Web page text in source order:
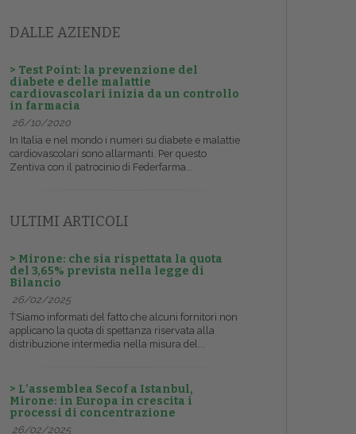
DALLE AZIENDE
> Test Point: la prevenzione del
diabete e delle malattie
cardiovascolari inizia da un controllo
in farmacia
26/10/2020
In Italia e nel mondo i numeri su diabete e malattie
cardiovascolari sono allarmanti. Per questo
Zentiva con il patrocinio di Federfarma...
ULTIMI ARTICOLI
> Mirone: che sia rispettata la quota
del 3,65% prevista nella legge di
Bilancio
26/02/2025
ŤSiamo informati del fatto che alcuni fornitori non
applicano la quota di spettanza riservata alla
distribuzione intermedia nella misura del...
> L’assemblea Secof a Istanbul,
Mirone: in Europa in crescita i
processi di concentrazione
26/02/2025